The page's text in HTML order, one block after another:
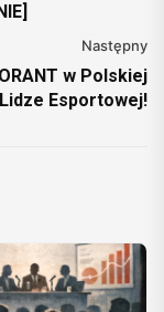
Następny
w Polskiej
Lidze Esportowej!